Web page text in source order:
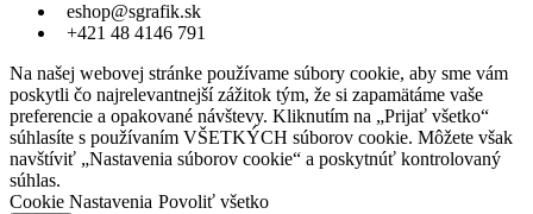
eshop@sgrafik.sk
+421 48 4146 791
Na našej webovej stránke používame súbory cookie, aby sme vám
poskytli čo najrelevantnejší zážitok tým, že si zapamätáme vaše
preferencie a opakované návštevy. Kliknutím na „Prijať všetko“
súhlasíte s používaním VŠETKÝCH súborov cookie. Môžete však
navštíviť „Nastavenia súborov cookie“ a poskytnúť kontrolovaný
súhlas.
Cookie Nastavenia Povoliť všetko